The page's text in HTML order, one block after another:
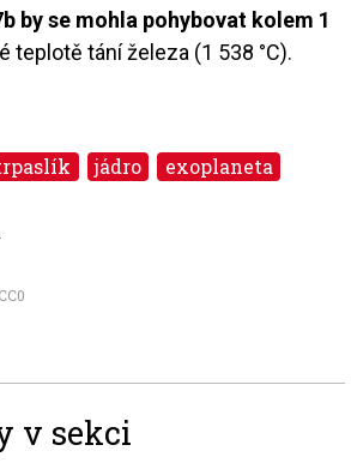
by se mohla pohybovat kolem 1
teplotě tání železa (1 538 °C).
jádro exoplaneta
CC0
v sekci